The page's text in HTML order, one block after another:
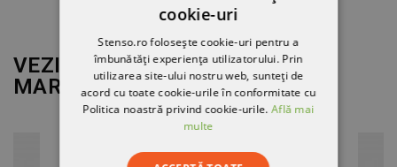
VEZI MAI MULT DE LA
MARCASHOWA
cookie-uri
Stenso.ro folosește cookie-uri pentru a
îmbunătăți experiența utilizatorului. Prin
utilizarea site-ului nostru web, sunteți de
acord cu toate cookie-urile în conformitate cu
Politica noastră privind cookie-urile.Află mai
multe